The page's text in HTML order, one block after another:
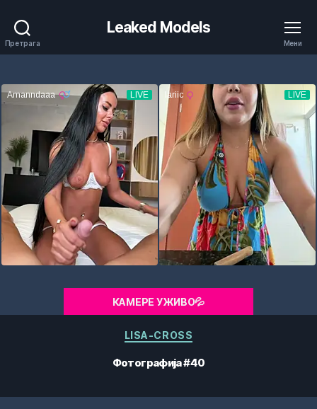
Претрага
Leaked Models
Мени
КАМЕРЕ УЖИВО💦
Категорије
LISA-CROSS
Фотографија #40